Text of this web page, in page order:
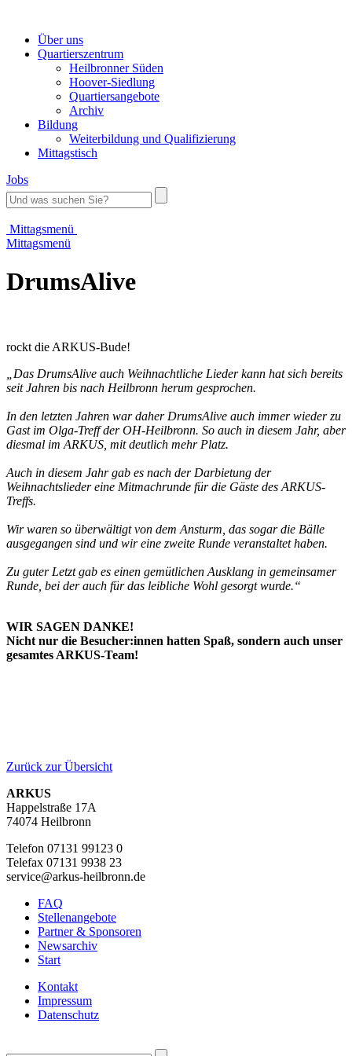
Über uns
Quartierszentrum
Heilbronner Süden
Hoover-Siedlung
Quartiersangebote
Archiv
Bildung
Weiterbildung und Qualifizierung
Mittagstisch
Jobs
Mittagsmenü
Mittagsmenü
DrumsAlive
rockt die ARKUS-Bude!
„Das DrumsAlive auch Weihnachtliche Lieder kann hat sich bereits
seit Jahren bis nach Heilbronn herum gesprochen.
In den letzten Jahren war daher DrumsAlive auch immer wieder zu
Gast im Olga-Treff der OH-Heilbronn. So auch in diesem Jahr, aber
diesmal im ARKUS, mit deutlich mehr Platz.
Auch in diesem Jahr gab es nach der Darbietung der
Weihnachtslieder eine Mitmachrunde für die Gäste des ARKUS-
Treffs.
Wir waren so überwältigt von dem Ansturm, das sogar die Bälle
ausgegangen sind und wir eine zweite Runde veranstaltet haben.
Zu guter Letzt gab es einen gemütlichen Ausklang in gemeinsamer
Runde, bei der auch für das leibliche Wohl gesorgt wurde.“
WIR SAGEN DANKE!
Nicht nur die Besucher:innen hatten Spaß, sondern auch unser
gesamtes ARKUS-Team!
Zurück zur Übersicht
ARKUS
Happelstraße 17A
74074 Heilbronn
Telefon 07131 99123 0
Telefax 07131 9938 23
service@arkus-heilbronn.de
FAQ
Stellenangebote
Partner & Sponsoren
Newsarchiv
Start
Kontakt
Impressum
Datenschutz